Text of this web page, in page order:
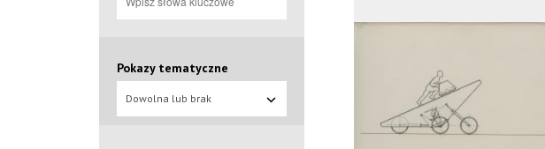
Pokazy tematyczne
Dowolna lub brak